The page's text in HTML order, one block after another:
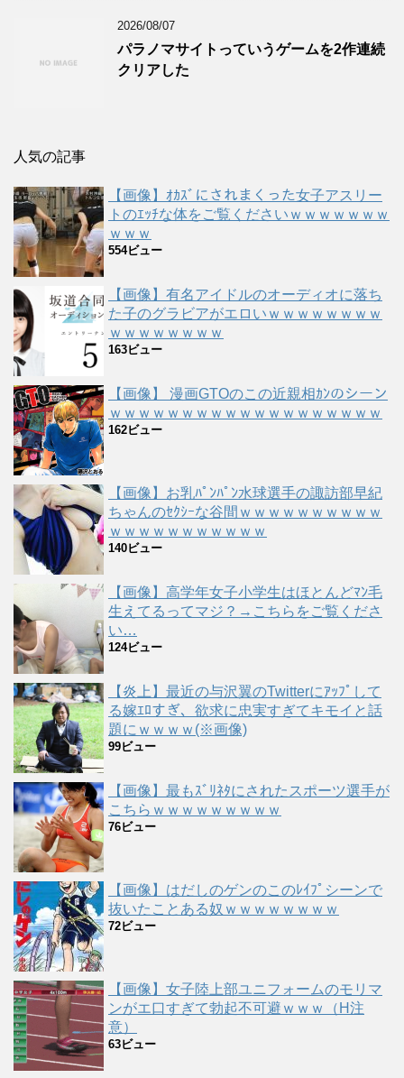
2026/08/07
パラノマサイトっていうゲームを2作連続
クリアした
人気の記事
【画像】ｵｶｽﾞにされまくった女子アスリー
トのｴｯﾁな体をご覧くださいｗｗｗｗｗｗｗ
ｗｗｗ
554ビュー
【画像】有名アイドルのオーディオに落ち
た子のグラビアがエロいｗｗｗｗｗｗｗｗ
ｗｗｗｗｗｗｗｗ
163ビュー
【画像】 漫画GTOのこの近親相ｶﾝのシーン
ｗｗｗｗｗｗｗｗｗｗｗｗｗｗｗｗｗｗｗ
162ビュー
【画像】お乳ﾊﾟﾝﾊﾟﾝ水球選手の諏訪部早紀
ちゃんのｾｸｼｰな谷間ｗｗｗｗｗｗｗｗｗｗ
ｗｗｗｗｗｗｗｗｗｗｗ
140ビュー
【画像】高学年女子小学生はほとんどﾏﾝ毛
生えてるってマジ？→こちらをご覧くださ
い…
124ビュー
【炎上】最近の与沢翼のTwitterにｱｯﾌﾟして
る嫁ｴﾛすぎ、欲求に忠実すぎてキモイと話
題にｗｗｗｗ(※画像)
99ビュー
【画像】最もｽﾞﾘﾈﾀにされたスポーツ選手が
こちらｗｗｗｗｗｗｗｗｗ
76ビュー
【画像】はだしのゲンのこのﾚｲﾌﾟシーンで
抜いたことある奴ｗｗｗｗｗｗｗｗ
72ビュー
【画像】女子陸上部ユニフォームのモリマ
ンがエ口すぎて勃起不可避ｗｗｗ（H注
意）
63ビュー